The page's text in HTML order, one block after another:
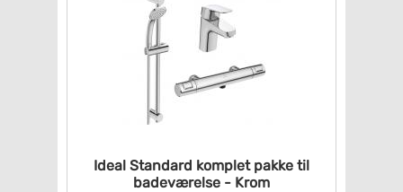
Ideal Standard komplet pakke til
badeværelse - Krom